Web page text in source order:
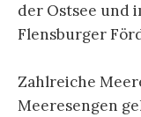
der Ostsee und
Flensburger
Zahlreiche
Meeresengen